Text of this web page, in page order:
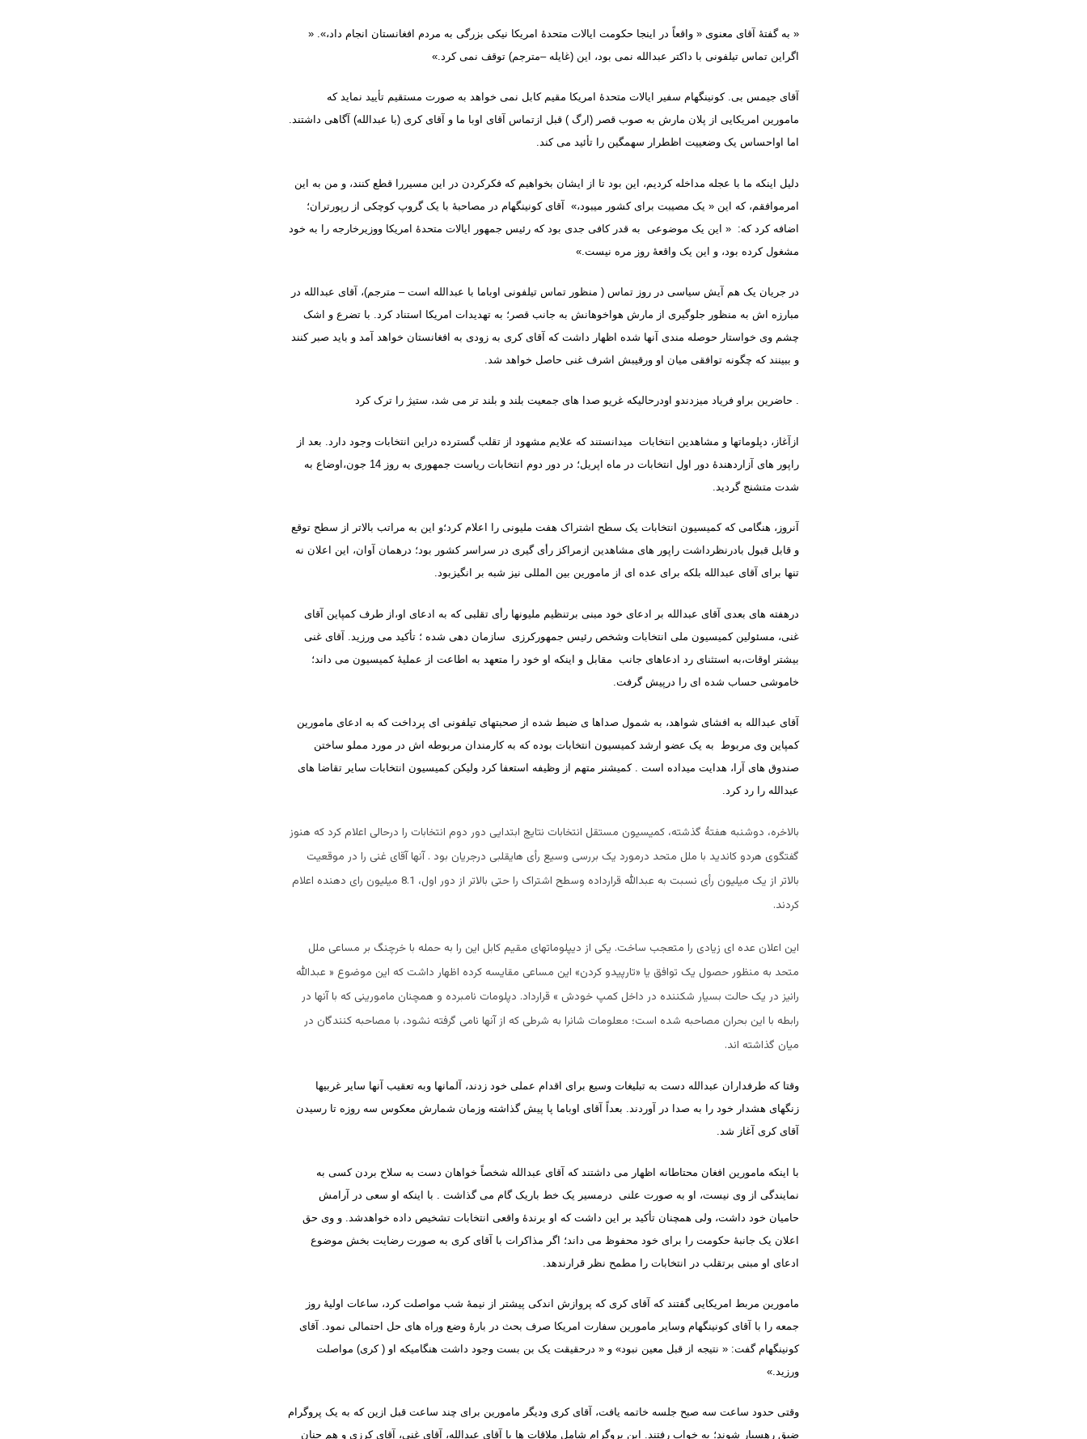
« به گفتۀ آقای معنوی « واقعاً در اینجا حکومت ایالات متحدۀ امریکا نیکی بزرگی به مردم افغانستان انجام داد،». «
اگراین تماس تیلفونی با داکتر عبدالله نمی بود، این (غایله –مترجم) توقف نمی کرد .»
آقای جیمس بی. کونینگهام سفیر ایالات متحدۀ امریکا مقیم کابل نمی خواهد به صورت مستقیم تأیید نماید که
مامورین امریکایی از پلان مارش به صوب قصر (ارگ ) قبل ازتماس آقای اوبا ما و آقای کری (با عبدالله) آگاهی داشتند.
اما اواحساس یک وضعییت اظطرار سهمگین را تأئید می کند.
دلیل اینکه ما با عجله مداخله کردیم، این بود تا از ایشان بخواهیم که فکرکردن در این مسیررا قطع کنند، و من به این
امرموافقم، که این « یک مصیبت برای کشور میبود،» آقای کونینگهام در مصاحبۀ با یک گروپ کوچکی از رپورتران؛
اضافه کرد که: « این یک موضوعی به قدر کافی جدی بود که رئیس جمهور ایالات متحدۀ امریکا ووزیرخارجه را به خود
مشغول کرده بود، و این یک واقعۀ روز مره نیست .»
در جریان یک هم آیش سیاسی در روز تماس ( منظور تماس تیلفونی اوباما با عبدالله است – مترجم)، آقای عبدالله در
مبارزه اش به منظور جلوگیری از مارش هواخوهانش به جانب قصر؛ به تهدیدات امریکا استناد کرد. با تضرع و اشک
چشم وی خواستار حوصله مندی آنها شده اظهار داشت که آقای کری به زودی به افغانستان خواهد آمد و باید صبر کنند
و ببینند که چگونه توافقی میان او ورقیبش اشرف غنی حاصل خواهد شد.
. حاضرین براو فریاد میزدندو اودرحالیکه غریو صدا های جمعیت بلند و بلند تر می شد، ستیژ را ترک کرد
ازآغاز، دپلوماتها و مشاهدین انتخابات میدانستند که علایم مشهود از تقلب گسترده دراین انتخابات وجود دارد. بعد از
راپور های آزاردهندۀ دور اول انتخابات در ماه اپریل؛ در دور دوم انتخابات ریاست جمهوری به روز 14 جون،اوضاع به
شدت متشنج گردید
آنروز، هنگامی که کمیسیون انتخابات یک سطح اشتراک هفت ملیونی را اعلام کرد؛و این به مراتب بالاتر از سطح توقع
و قابل قبول بادرنظرداشت راپور های مشاهدین ازمراکز رأی گیری در سراسر کشور بود؛ درهمان آوان، این اعلان نه
تنها برای آقای عبدالله بلکه برای عده ای از مامورین بین المللی نیز شبه بر انگیزبود.
درهفته های بعدی آقای عبدالله بر ادعای خود مبنی برتنظیم ملیونها رأی تقلبی که به ادعای او،از طرف کمپاین آقای
غنی، مسئولین کمیسیون ملی انتخابات وشخص رئیس جمهورکرزی سازمان دهی شده ؛ تأکید می ورزید. آقای غنی
بیشتر اوقات،به استثنای رد ادعاهای جانب مقابل و اینکه او خود را متعهد به اطاعت از عملیۀ کمیسیون می داند؛
خاموشی حساب شده ای را درپیش گرفت
آقای عبدالله به افشای شواهد، به شمول صداها ی ضبط شده از صحبتهای تیلفونی ای پرداخت که به ادعای مامورین
کمپاین وی مربوط به یک عضو ارشد کمیسیون انتخابات بوده که به کارمندان مربوطه اش در مورد مملو ساختن
صندوق های آرا، هدایت میداده است . کمیشنر متهم از وظیفه استعفا کرد ولیکن کمیسیون انتخابات سایر تقاضا های
عبدالله را رد کرد.
بالاخره، دوشنبه هفتۀ گذشته، کمیسیون مستقل انتخابات نتایج ابتدایی دور دوم انتخابات را درحالی اعلام کرد که هنوز
گفتگوی هردو کاندید با ملل متحد درمورد یک بررسی وسیع رأی هایقلبی درجریان بود . آنها آقای غنی را در موقعیت
بالاتر از یک میلیون رأی نسبت به عبدالله قرارداده وسطح اشتراک را حتی بالاتر از دور اول، 8.1 میلیون رای دهنده اعلام
کردند.
این اعلان عده ای زیادی را متعجب ساخت. یکی از دیپلوماتهای مقیم کابل این را به حمله با خرچنگ بر مساعی ملل
متحد به منظور حصول یک توافق یا «تارپیدو کردن» این مساعی مقایسه کرده اظهار داشت که این موضوع « عبدالله
رانیز در یک حالت بسیار شکننده در داخل کمپ خودش » قرارداد. دپلومات نامبرده و همچنان مامورینی که با آنها در
رابطه با این بحران مصاحبه شده است؛ معلومات شانرا به شرطی که از آنها نامی گرفته نشود، با مصاحبه کنندگان در
میان گذاشته اند.
وقتا که طرفداران عبدالله دست به تبلیغات وسیع برای اقدام عملی خود زدند، آلمانها وبه تعقیب آنها سایر غربیها
زنگهای هشدار خود را به صدا در آوردند. بعداً آقای اوباما پا پیش گذاشته وزمان شمارش معکوس سه روزه تا رسیدن
آقای کری آغاز شد.
با اینکه مامورین افغان محتاطانه اظهار می داشتند که آقای عبدالله شخصاً خواهان دست به سلاح بردن کسی به
نمایندگی از وی نیست، او به صورت علنی درمسیر یک خط باریک گام می گذاشت . با اینکه او سعی در آرامش
حامیان خود داشت، ولی همچنان تأکید بر این داشت که او برندۀ واقعی انتخابات تشخیص داده خواهدشد. و وی حق
اعلان یک جانبۀ حکومت را برای خود محفوظ می داند؛ اگر مذاکرات با آقای کری به صورت رضایت بخش موضوع
ادعای او مبنی برتقلب در انتخابات را مطمح نظر قرارندهد
مامورین مربط امریکایی گفتند که آقای کری که پروازش اندکی پیشتر از نیمۀ شب مواصلت کرد، ساعات اولیۀ روز
جمعه را با آقای کونینگهام وسایر مامورین سفارت امریکا صرف بحث در بارۀ وضع وراه های حل احتمالی نمود. آقای
کونینگهام گفت: « نتیجه از قبل معین نبود» و « درحقیقت یک بن بست وجود داشت هنگامیکه او ( کری) مواصلت
ورزید .»
وقتی حدود ساعت سه صبح جلسه خاتمه یافت، آقای کری ودیگر مامورین برای چند ساعت قبل ازین که به یک پروگرام
ضیق رهسپار شوند؛ به خواب رفتند. این پروگرام شامل ملاقات ها با آقای عبدالله، آقای غنی، آقای کرزی و هم جنان